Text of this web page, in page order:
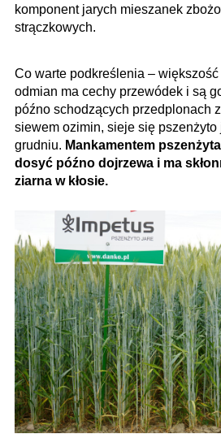
komponent jarych mieszanek
strączkowych.
Co warte podkreślenia –
odmian ma cechy przewódek i są
późno schodzących przedplonach
siewem ozimin, sieje się
grudniu. Mankamentem
dosyć późno dojrzewa i ma
ziarna w kłosie.